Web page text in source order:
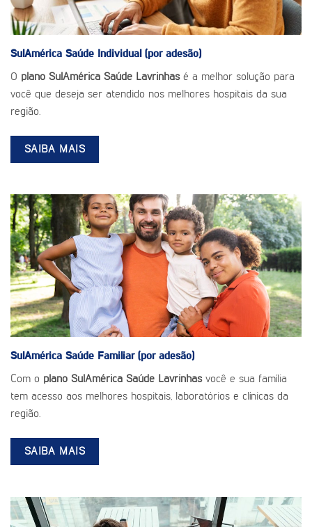
SulAmérica Saúde Individual (por adesão)
O plano SulAmérica Saúde Lavrinhasé a melhor solução para
você que deseja ser atendido nos melhores hospitais da sua
região.
SAIBA MAIS
SulAmérica Saúde Familiar (por adesão)
Com o plano SulAmérica Saúde Lavrinhas você e sua família
tem acesso aos melhores hospitais, laboratórios e clínicas da
região.
SAIBA MAIS